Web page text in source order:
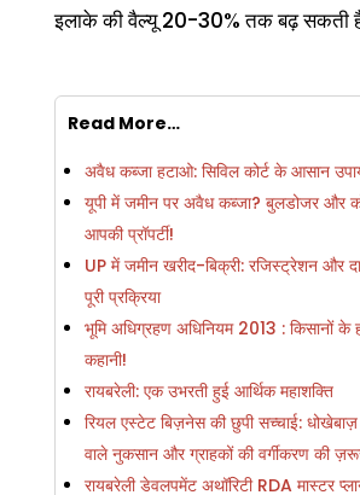
इलाके की वैल्यू 20-30% तक बढ़ सकती
Read More…
अवैध कब्जा हटाओ: सिविल कोर्ट के आसान
यूपी में जमीन पर अवैध कब्जा? बुलडोजर और
आपकी प्रॉपर्टी!
UP में जमीन खरीद-बिक्री: रजिस्ट्रेशन और
पूरी प्रक्रिया
भूमि अधिग्रहण अधिनियम 2013 : किसानों के
कहानी!
रायबरेली: एक उभरती हुई आर्थिक महाशक्ति
रियल एस्टेट बिज़नेस की छुपी सच्चाई: धोखेबाज़
वाले नुकसान और ग्राहकों की वर्गीकरण की
रायबरेली डेवलपमेंट अथॉरिटी RDA मास्टर